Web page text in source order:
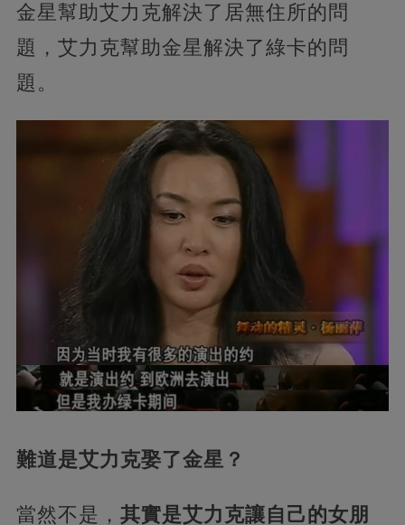
金星幫助艾力克解決了居無住所的問
題，艾力克幫助金星解決了綠卡的問
題。
難道是艾力克娶了金星？
當然不是， 其實是艾力克讓自己的女朋